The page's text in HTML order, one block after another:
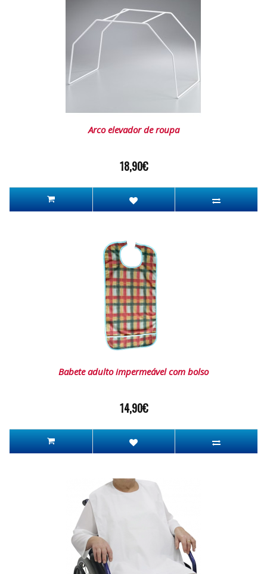
Arco elevador de roupa
18,90€
Babete adulto impermeável com bolso
14,90€